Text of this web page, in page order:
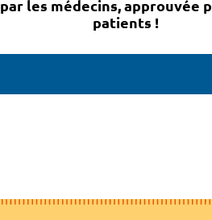
par les médecins, approuvée
patients !